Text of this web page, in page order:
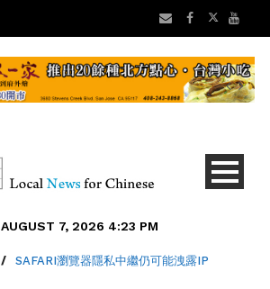
AUGUST 7, 2026 4:23 PM
/ SAFARI瀏覽器隱私中繼仍可能洩露IP